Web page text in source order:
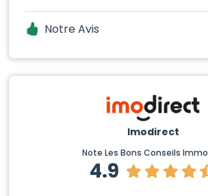
Notre Avis
Imodirect
Note Les Bons Conseils Immo
4.9